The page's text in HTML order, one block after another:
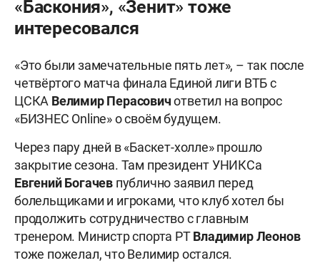
«Баскония», «Зенит» тоже
интересовался
«Это были замечательные пять лет», – так после
четвëртого матча финала Единой лиги ВТБ с
ЦСКА Велимир Перасовичответил на вопрос
«БИЗНЕС Online» о своëм будущем.
Через пару дней в «Баскет-холле» прошло
закрытие сезона. Там президент УНИКСа
Евгений Богачев публично заявил перед
болельщиками и игроками, что клуб хотел бы
продолжить сотрудничество с главным
тренером. Министр спорта РТВладимир Леонов
тоже пожелал, что Велимир остался.